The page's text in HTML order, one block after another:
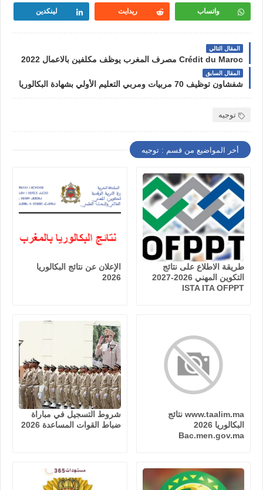
واتساب ريدايت لينكدين
المقال التالي
Crédit du Maroc مصرف المغرب يوظف مكلفين بالاعمال 2022
المقال السابق
شفشاون توظيف 70 مربيات ومربي التعليم الأولي بشهادة البكالوريا
توجيه
أخر المواضيع من قسم : توجيه
طريقة الاطلاع على نتائج
التكوين المهني 2026-2027
ISTA ITA OFPPT
الإعلان عن نتائج البكالوريا
2026
www.taalim.ma نتائج
البكالوريا 2026
Bac.men.gov.ma
شروط التسجيل في مباراة
ضباط القوات المساعدة 2026